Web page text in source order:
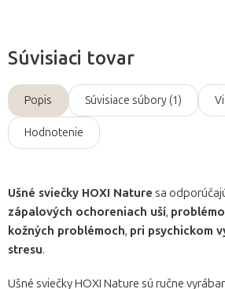
Súvisiaci tovar
Popis Súvisiace súbory (1)
Hodnotenie
Ušné sviečky HOXI Nature sa
zápalových ochoreniach uší,
kožných problémoch, pri psychickom
stresu.
Ušné sviečky HOXI Nature sú ručne